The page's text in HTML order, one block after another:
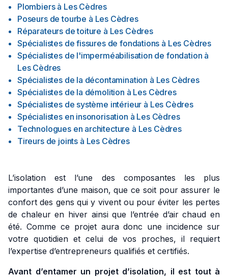
Plombiers à Les Cèdres
Poseurs de tourbe à Les Cèdres
Réparateurs de toiture à Les Cèdres
Spécialistes de fissures de fondations à Les Cèdres
Spécialistes de l'imperméabilisation de fondation à
Les Cèdres
Spécialistes de la décontamination à Les Cèdres
Spécialistes de la démolition à Les Cèdres
Spécialistes de système intérieur à Les Cèdres
Spécialistes en insonorisation à Les Cèdres
Technologues en architecture à Les Cèdres
Tireurs de joints à Les Cèdres
L’isolation est l’une des composantes les plus
importantes d’une maison, que ce soit pour assurer le
confort des gens qui y vivent ou pour éviter les pertes
de chaleur en hiver ainsi que l’entrée d’air chaud en
été. Comme ce projet aura donc une incidence sur
votre quotidien et celui de vos proches, il requiert
l’expertise d’entrepreneurs qualifiés et certifiés.
Avant d’entamer un projet d’isolation, il est tout à